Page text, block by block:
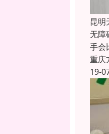
昆明
无障
手会
重庆
19-